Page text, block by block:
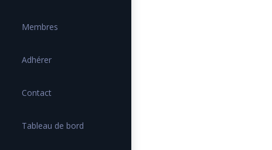
Membres
Adhérer
Contact
Tableau de bord